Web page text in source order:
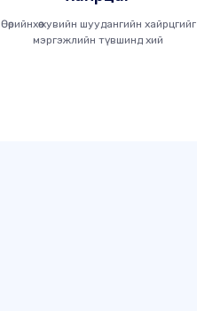
Өөрийнхөө хувийн шуудангийн хайрцгийг
мэргэжлийн түвшинд хий